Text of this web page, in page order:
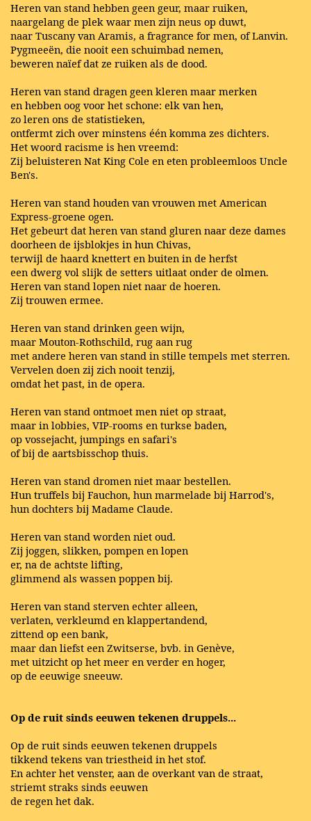
Heren van stand hebben geen geur, maar ruiken,
naargelang de plek waar men zijn neus op duwt,
naar Tuscany van Aramis, a fragrance for men, of Lanvin.
Pygmeeën, die nooit een schuimbad nemen,
beweren naïef dat ze ruiken als de dood.
Heren van stand dragen geen kleren maar merken
en hebben oog voor het schone: elk van hen,
zo leren ons de statistieken,
ontfermt zich over minstens één komma zes dichters.
Het woord racisme is hen vreemd:
Zij beluisteren Nat King Cole en eten probleemloos Uncle
Ben's.
Heren van stand houden van vrouwen met American
Express-groene ogen.
Het gebeurt dat heren van stand gluren naar deze dames
doorheen de ijsblokjes in hun Chivas,
terwijl de haard knettert en buiten in de herfst
een dwerg vol slijk de setters uitlaat onder de olmen.
Heren van stand lopen niet naar de hoeren.
Zij trouwen ermee.
Heren van stand drinken geen wijn,
maar Mouton-Rothschild, rug aan rug
met andere heren van stand in stille tempels met sterren.
Vervelen doen zij zich nooit tenzij,
omdat het past, in de opera.
Heren van stand ontmoet men niet op straat,
maar in lobbies, VIP-rooms en turkse baden,
op vossejacht, jumpings en safari's
of bij de aartsbisschop thuis.
Heren van stand dromen niet maar bestellen.
Hun truffels bij Fauchon, hun marmelade bij Harrod's,
hun dochters bij Madame Claude.
Heren van stand worden niet oud.
Zij joggen, slikken, pompen en lopen
er, na de achtste lifting,
glimmend als wassen poppen bij.
Heren van stand sterven echter alleen,
verlaten, verkleumd en klappertandend,
zittend op een bank,
maar dan liefst een Zwitserse, bvb. in Genève,
met uitzicht op het meer en verder en hoger,
op de eeuwige sneeuw.
Op de ruit sinds eeuwen tekenen druppels...
Op de ruit sinds eeuwen tekenen druppels
tikkend tekens van triestheid in het stof.
En achter het venster, aan de overkant van de straat,
striemt straks sinds eeuwen
de regen het dak.